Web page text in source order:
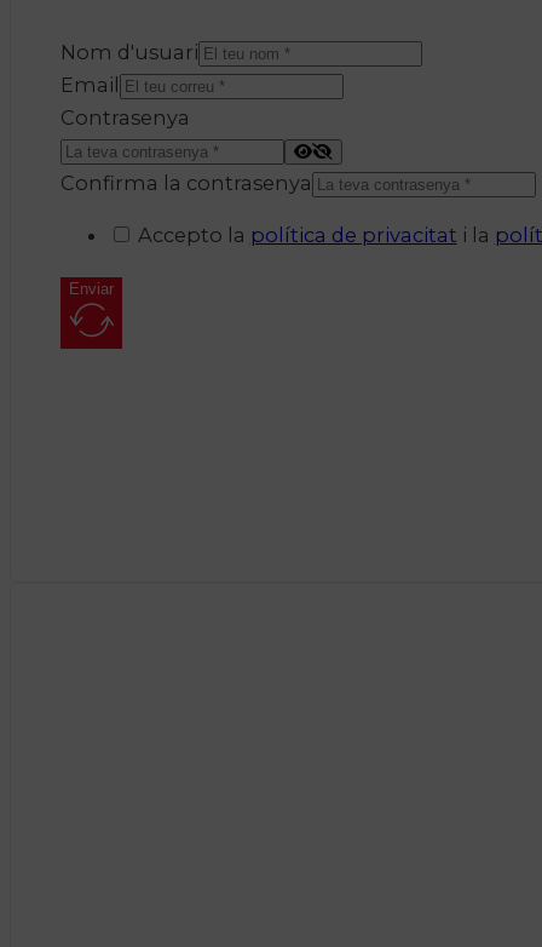
Nom d'usuari
Email
Contrasenya
Confirma la contrasenya
Accepto la política de privacitat i la
Enviar